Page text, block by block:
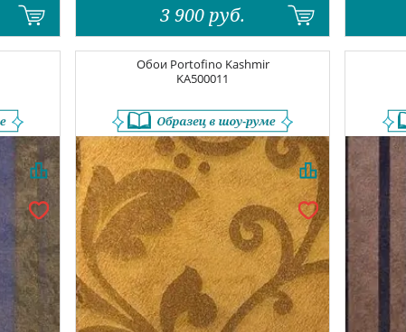
3 900 руб.
Обои Portofino Kashmir
KA500011